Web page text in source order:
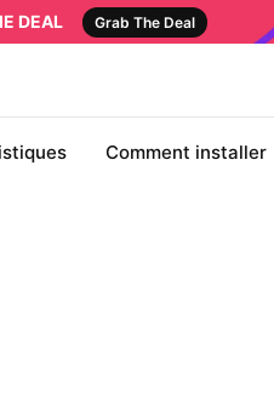
DEAL Grab The Deal
Comment installer